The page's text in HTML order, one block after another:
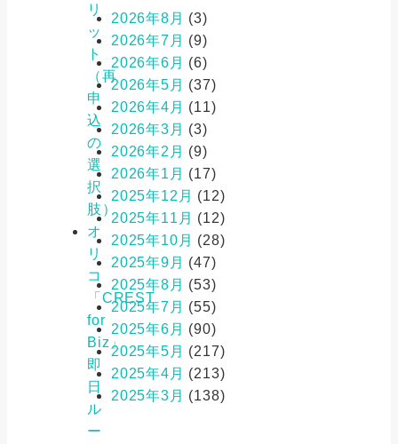
リ
ッ
ト
（再
申
込
の
選
択
肢）
オ
リ
コ
「CREST
for
Biz」
即
日
ル
ー
2026年8月 (3)
2026年7月 (9)
2026年6月 (6)
2026年5月 (37)
2026年4月 (11)
2026年3月 (3)
2026年2月 (9)
2026年1月 (17)
2025年12月 (12)
2025年11月 (12)
2025年10月 (28)
2025年9月 (47)
2025年8月 (53)
2025年7月 (55)
2025年6月 (90)
2025年5月 (217)
2025年4月 (213)
2025年3月 (138)